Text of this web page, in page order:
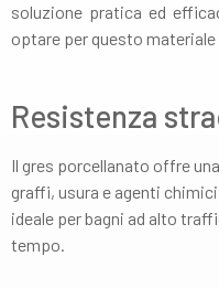
soluzione pratica ed
optare per questo materiale
Resistenza
Il gres porcellanato offre
graffi, usura e agenti
ideale per bagni ad alto
tempo.